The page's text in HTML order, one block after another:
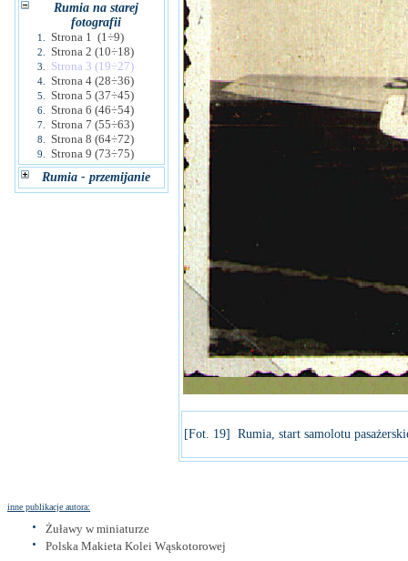
Rumia na starej
fotografii
1. Strona 1 (1÷9)
2. Strona 2 (10÷18)
3. Strona 3 (19÷27)
4. Strona 4 (28÷36)
5. Strona 5 (37÷45)
6. Strona 6 (46÷54)
7. Strona 7 (55÷63)
8. Strona 8 (64÷72)
9.
Strona 9 (73÷75)
Rumia - przemijanie
[Fot. 19] Rumia, start samolotu
inne publikacje autora:
Żuławy w miniaturze
Polska Makieta Kolei Wąskotorowej